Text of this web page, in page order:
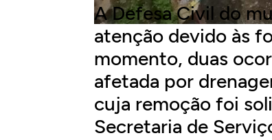
A Defesa Civil do
atenção devido às
momento, duas
afetada por
cuja remoção foi
Secretaria de